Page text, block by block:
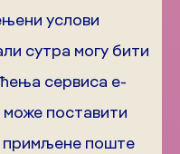
услови
сутра могу бити
сервиса е-
поставити
примљене поште